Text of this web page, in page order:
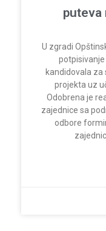
puteva
U zgradi
potpisivanje
kandidovala
projekta uz
Odobrena je
zajednice sa
odbore